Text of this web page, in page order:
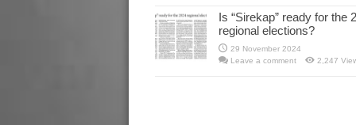
Is “Sirekap” ready for the
regional elections?
29 November 2024
Leave a comment
2,247